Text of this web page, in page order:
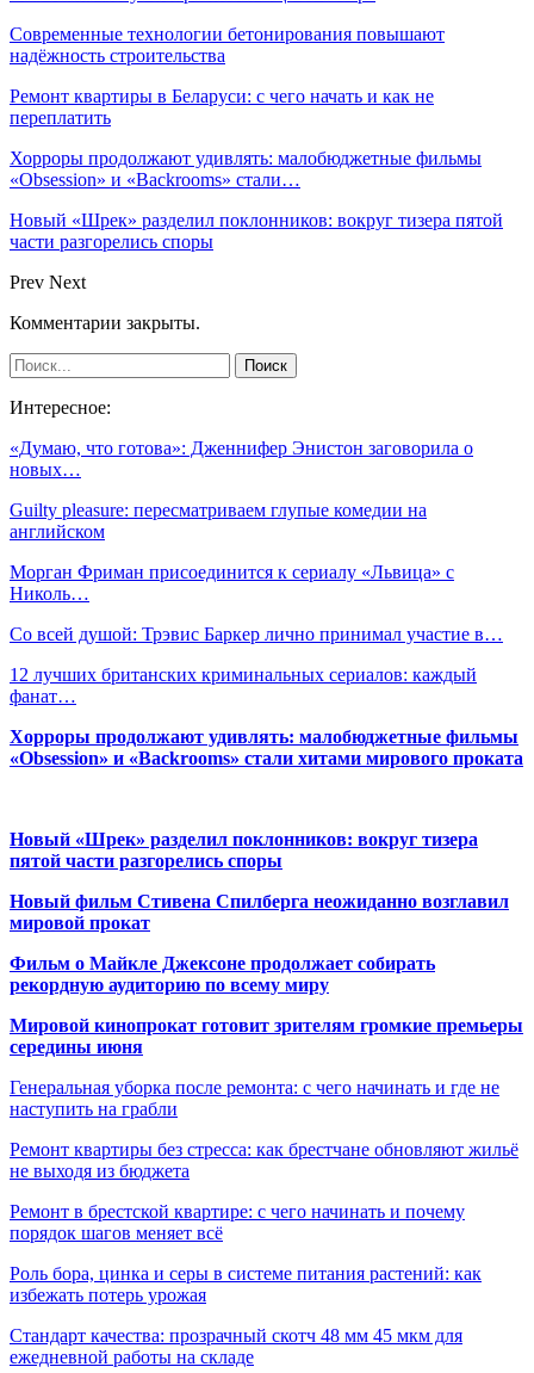
Современные технологии бетонирования повышают
надёжность строительства
Ремонт квартиры в Беларуси: с чего начать и как не
переплатить
Хорроры продолжают удивлять: малобюджетные фильмы
«Obsession» и «Backrooms» стали…
Новый «Шрек» разделил поклонников: вокруг тизера пятой
части разгорелись споры
Prev Next
Комментарии закрыты.
Интересное:
«Думаю, что готова»: Дженнифер Энистон заговорила о
новых…
Guilty pleasure: пересматриваем глупые комедии на
английском
Морган Фриман присоединится к сериалу «Львица» с
Николь…
Со всей душой: Трэвис Баркер лично принимал участие в…
12 лучших британских криминальных сериалов: каждый
фанат…
Хорроры продолжают удивлять: малобюджетные фильмы
«Obsession» и «Backrooms» стали хитами мирового проката
Новый «Шрек» разделил поклонников: вокруг тизера
пятой части разгорелись споры
Новый фильм Стивена Спилберга неожиданно возглавил
мировой прокат
Фильм о Майкле Джексоне продолжает собирать
рекордную аудиторию по всему миру
Мировой кинопрокат готовит зрителям громкие премьеры
середины июня
Генеральная уборка после ремонта: с чего начинать и где не
наступить на грабли
Ремонт квартиры без стресса: как брестчане обновляют жильё
не выходя из бюджета
Ремонт в брестской квартире: с чего начинать и почему
порядок шагов меняет всё
Роль бора, цинка и серы в системе питания растений: как
избежать потерь урожая
Стандарт качества: прозрачный скотч 48 мм 45 мкм для
ежедневной работы на складе